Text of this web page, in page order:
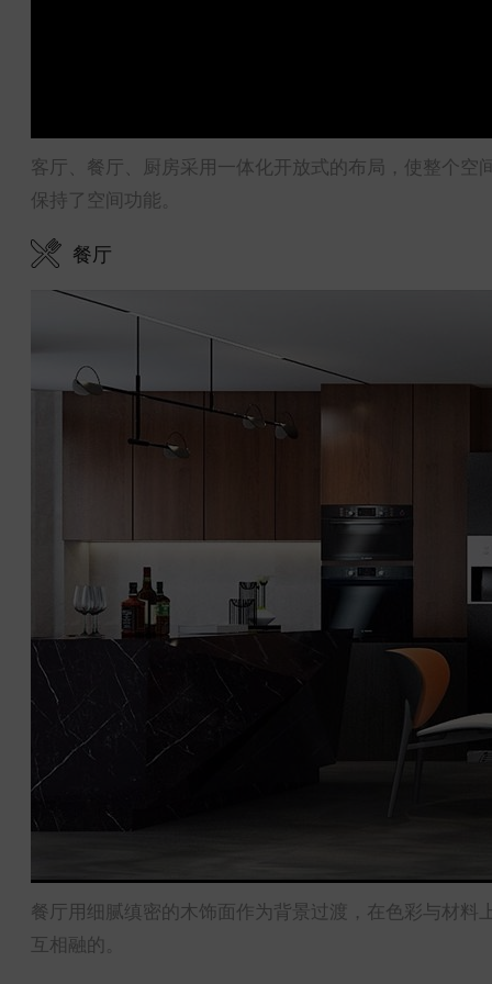
客厅、餐厅、厨房采用一体化开放式的布局，使整个
保持了空间功能。
餐厅
餐厅用细腻缜密的木饰面作为背景过渡，在色彩与材
互相融的。